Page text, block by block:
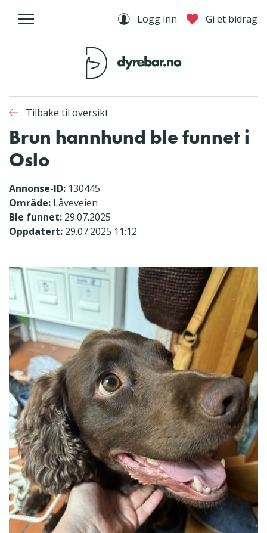
Logg inn Gi et bidrag
Tilbake til oversikt
Brun hannhund ble funnet i
Oslo
Annonse-ID: 130445
Område: Låveveien
Ble funnet: 29.07.2025
Oppdatert: 29.07.2025 11:12